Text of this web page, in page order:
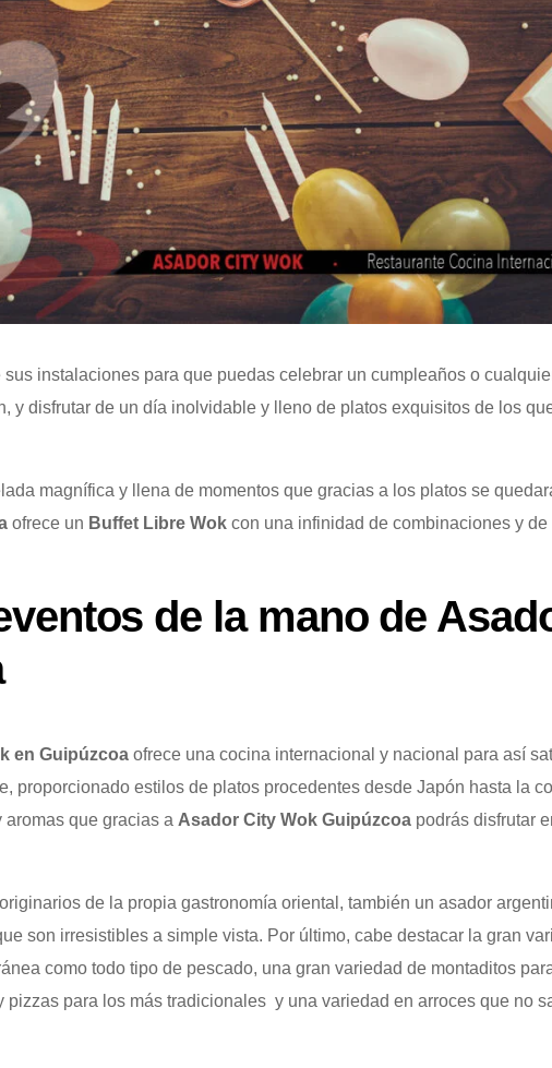
sus instalaciones para que puedas celebrar un cumpleaños o
y disfrutar de un día inolvidable y lleno de platos exquisitos de los
magnífica y llena de momentos que gracias a los platos se
ofrece un Buffet Libre Wok con una infinidad de combinaciones y de
de la mano de
en Guipúzcoa ofrece una cocina internacional y nacional para así
proporcionado estilos de platos procedentes desde Japón hasta la
que gracias a Asador City Wok Guipúzcoa podrás disfrutar
de la propia gastronomía oriental, también un asador
son irresistibles a simple vista. Por último, cabe destacar la gran
como todo tipo de pescado, una gran variedad de montaditos
para los más tradicionales y una variedad en arroces que no